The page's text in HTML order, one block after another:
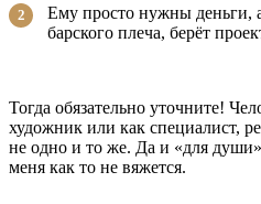
Ему просто нужны деньги,
барского плеча, берёт
Тогда обязательно уточните!
художник или как специалист,
не одно и то же. Да и «для
меня как то не вяжется.